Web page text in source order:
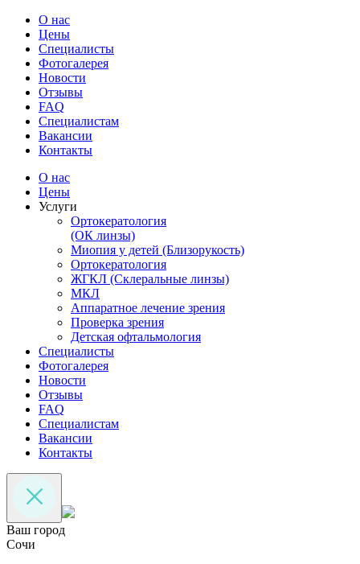
О нас
Цены
Специалисты
Фотогалерея
Новости
Отзывы
FAQ
Специалистам
Вакансии
Контакты
О нас
Цены
Услуги
Ортокератология
(ОК линзы)
Миопия у детей (Близорукость)
Ортокератология
ЖГКЛ (Склеральные линзы)
МКЛ
Аппаратное лечение зрения
Проверка зрения
Детская офтальмология
Специалисты
Фотогалерея
Новости
Отзывы
FAQ
Специалистам
Вакансии
Контакты
Ваш город
Сочи